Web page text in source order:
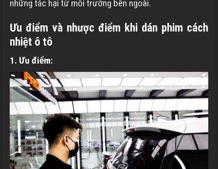
những tác hại từ môi trường bên ngoài.
Ưu điểm và nhược điểm khi dán phim cách
nhiệt ô tô
1. Ưu điểm: